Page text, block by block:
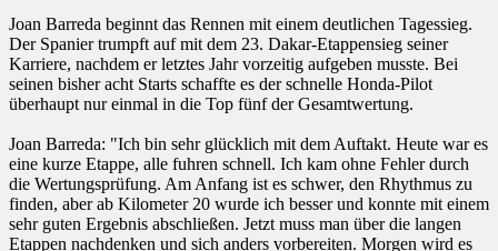
Joan Barreda beginnt das Rennen mit einem deutlichen Tagessieg.
Der Spanier trumpft auf mit dem 23. Dakar-Etappensieg seiner
Karriere, nachdem er letztes Jahr vorzeitig aufgeben musste. Bei
seinen bisher acht Starts schaffte es der schnelle Honda-Pilot
überhaupt nur einmal in die Top fünf der Gesamtwertung.
Joan Barreda: "Ich bin sehr glücklich mit dem Auftakt. Heute war es
eine kurze Etappe, alle fuhren schnell. Ich kam ohne Fehler durch
die Wertungsprüfung. Am Anfang ist es schwer, den Rhythmus zu
finden, aber ab Kilometer 20 wurde ich besser und konnte mit einem
sehr guten Ergebnis abschließen. Jetzt muss man über die langen
Etappen nachdenken und sich anders vorbereiten. Morgen wird es